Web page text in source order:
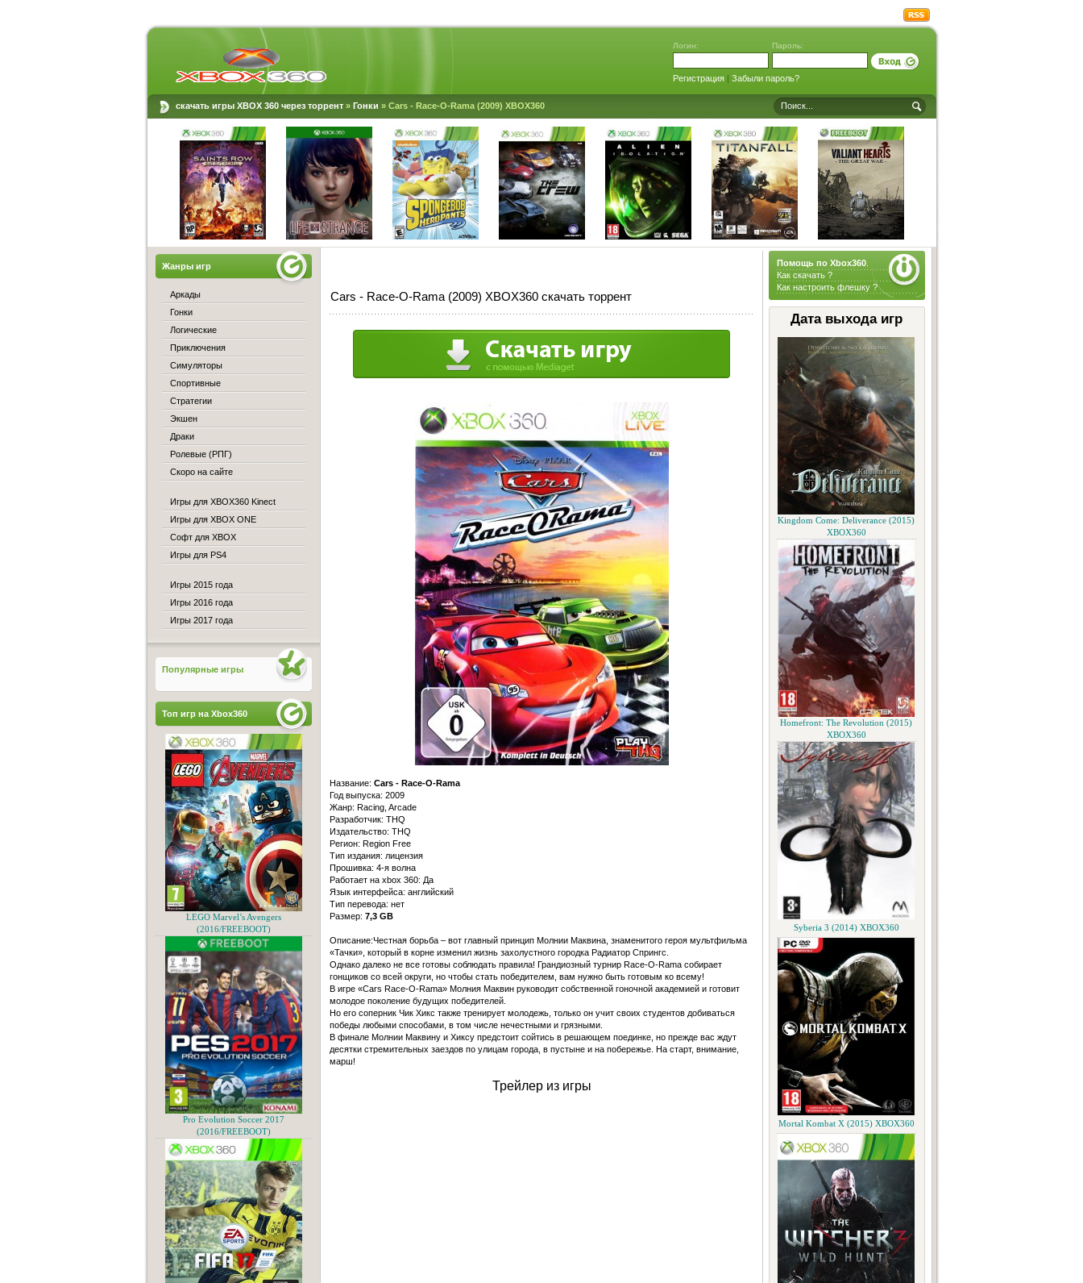
Логин: Пароль:
Регистрация| Забыли пароль?
скачать игры XBOX 360 через торрент» Гонки » Cars - Race-O-Rama (2009) XBOX360
Помощь по Xbox360.
Как скачать ?
Как настроить флешку ?
Дата выхода игр
Kingdom Come: Deliverance (2015)
XBOX360
Homefront: The Revolution (2015)
XBOX360
Syberia 3 (2014) XBOX360
Mortal Kombat X (2015) XBOX360
Cars - Race-O-Rama (2009) XBOX360 скачать торрент
Название: Cars - Race-O-Rama
Год выпуска: 2009
Жанр: Racing, Arcade
Разработчик: THQ
Издательство: THQ
Регион: Region Free
Тип издания: лицензия
Прошивка: 4-я волна
Работает на xbox 360: Да
Язык интерфейса: английский
Тип перевода: нет
Размер: 7,3 GB
Описание:Честная борьба – вот главный принцип Молнии Маквина, знаменитого героя мультфильма
«Тачки», который в корне изменил жизнь захолустного городка Радиатор Спрингс.
Однако далеко не все готовы соблюдать правила! Грандиозный турнир Race-O-Rama собирает
гонщиков со всей округи, но чтобы стать победителем, вам нужно быть готовым ко всему!
В игре «Cars Race-O-Rama» Молния Маквин руководит собственной гоночной академией и готовит
молодое поколение будущих победителей.
Но его соперник Чик Хикс также тренирует молодежь, только он учит своих студентов добиваться
победы любыми способами, в том числе нечестными и грязными.
В финале Молнии Маквину и Хиксу предстоит сойтись в решающем поединке, но прежде вас ждут
десятки стремительных заездов по улицам города, в пустыне и на побережье. На старт, внимание,
марш!
Трейлер из игры
Жанры игр
Аркады
Гонки
Логические
Приключения
Симуляторы
Спортивные
Стратегии
Экшен
Драки
Ролевые (РПГ)
Скоро на сайте
Игры для XBOX360 Kinect
Игры для XBOX ONE
Софт для XBOX
Игры для PS4
Игры 2015 года
Игры 2016 года
Игры 2017 года
Популярные игры
Топ игр на Xbox360
LEGO Marvel’s Avengers
(2016/FREEBOOT)
Pro Evolution Soccer 2017
(2016/FREEBOOT)